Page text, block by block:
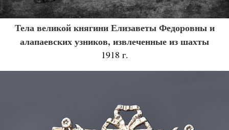
Тела великой княгини Елизаветы Федоровны и
алапаевских узников, извлеченные из шахты
1918 г.